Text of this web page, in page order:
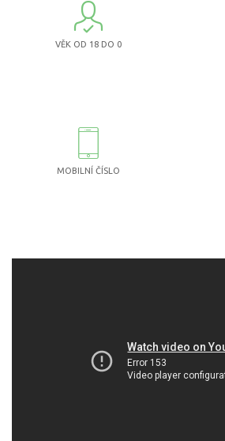
VĚK OD 18 DO 0
MOBILNÍ ČÍSLO